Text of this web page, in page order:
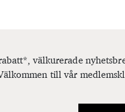
välkurerade
till vår